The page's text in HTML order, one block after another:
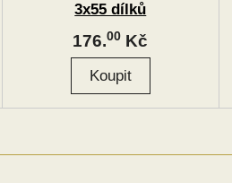
3x55 dílků
176.00 Kč